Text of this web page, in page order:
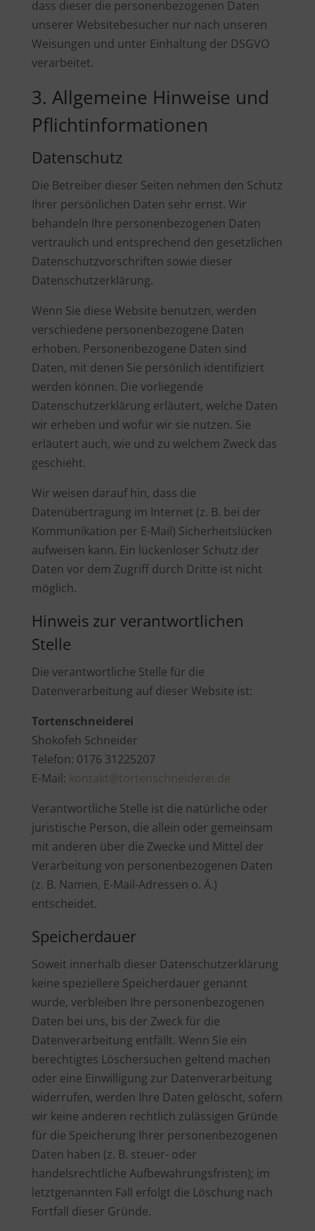
dass dieser die personenbezogenen Daten
unserer Websitebesucher nur nach unseren
Weisungen und unter Einhaltung der DSGVO
verarbeitet.
3. Allgemeine Hinweise und
Pflicht­informationen
Datenschutz
Die Betreiber dieser Seiten nehmen den Schutz
Ihrer persönlichen Daten sehr ernst. Wir
behandeln Ihre personenbezogenen Daten
vertraulich und entsprechend den gesetzlichen
Datenschutzvorschriften sowie dieser
Datenschutzerklärung.
Wenn Sie diese Website benutzen, werden
verschiedene personenbezogene Daten
erhoben. Personenbezogene Daten sind
Daten, mit denen Sie persönlich identifiziert
werden können. Die vorliegende
Datenschutzerklärung erläutert, welche Daten
wir erheben und wofür wir sie nutzen. Sie
erläutert auch, wie und zu welchem Zweck das
geschieht.
Wir weisen darauf hin, dass die
Datenübertragung im Internet (z. B. bei der
Kommunikation per E-Mail) Sicherheitslücken
aufweisen kann. Ein lückenloser Schutz der
Daten vor dem Zugriff durch Dritte ist nicht
möglich.
Hinweis zur verantwortlichen
Stelle
Die verantwortliche Stelle für die
Datenverarbeitung auf dieser Website ist:
Tortenschneiderei
Shokofeh Schneider
Telefon: 0176 31225207
E-Mail: kontakt@tortenschneiderei.de
Verantwortliche Stelle ist die natürliche oder
juristische Person, die allein oder gemeinsam
mit anderen über die Zwecke und Mittel der
Verarbeitung von personenbezogenen Daten
(z. B. Namen, E-Mail-Adressen o. Ä.)
entscheidet.
Speicherdauer
Soweit innerhalb dieser Datenschutzerklärung
keine speziellere Speicherdauer genannt
wurde, verbleiben Ihre personenbezogenen
Daten bei uns, bis der Zweck für die
Datenverarbeitung entfällt. Wenn Sie ein
berechtigtes Löschersuchen geltend machen
oder eine Einwilligung zur Datenverarbeitung
widerrufen, werden Ihre Daten gelöscht, sofern
wir keine anderen rechtlich zulässigen Gründe
für die Speicherung Ihrer personenbezogenen
Daten haben (z. B. steuer- oder
handelsrechtliche Aufbewahrungsfristen); im
letztgenannten Fall erfolgt die Löschung nach
Fortfall dieser Gründe.